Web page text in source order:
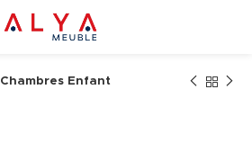
Chambres Enfant